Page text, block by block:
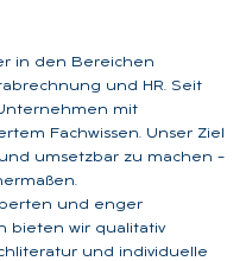
in den Bereichen
und HR. Seit
mit
Fachwissen. Unser Ziel
umsetzbar zu machen –
und enger
bieten wir qualitativ
und individuelle